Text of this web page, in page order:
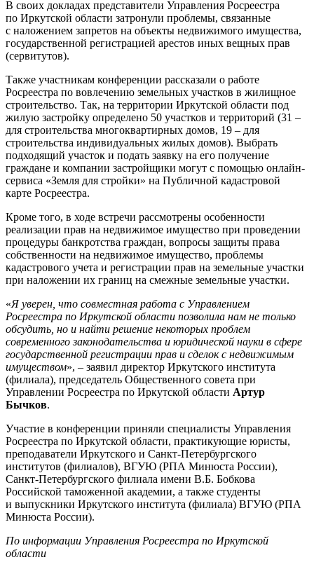
В своих докладах представители Управления Росреестра
по Иркутской области затронули проблемы, связанные
с наложением запретов на объекты недвижимого имущества,
государственной регистрацией арестов иных вещных прав
(сервитутов).
Также участникам конференции рассказали о работе
Росреестра по вовлечению земельных участков в жилищное
строительство. Так, на территории Иркутской области под
жилую застройку определено 50 участков и территорий (31 –
для строительства многоквартирных домов, 19 – для
строительства индивидуальных жилых домов). Выбрать
подходящий участок и подать заявку на его получение
граждане и компании застройщики могут с помощью онлайн-
сервиса «Земля для стройки» на Публичной кадастровой
карте Росреестра.
Кроме того, в ходе встречи рассмотрены особенности
реализации прав на недвижимое имущество при проведении
процедуры банкротства граждан, вопросы защиты права
собственности на недвижимое имущество, проблемы
кадастрового учета и регистрации прав на земельные участки
при наложении их границ на смежные земельные участки.
«Я уверен, что совместная работа с Управлением
Росреестра по Иркутской области позволила нам не только
обсудить, но и найти решение некоторых проблем
современного законодательства и юридической науки в сфере
государственной регистрации прав и сделок с недвижимым
имуществом», – заявил директор Иркутского института
(филиала), председатель Общественного совета при
Управлении Росреестра по Иркутской области Артур
Бычков.
Участие в конференции приняли специалисты Управления
Росреестра по Иркутской области, практикующие юристы,
преподаватели Иркутского и Санкт-Петербургского
институтов (филиалов), ВГУЮ (РПА Минюста России),
Санкт-Петербургского филиала имени В.Б. Бобкова
Российской таможенной академии, а также студенты
и выпускники Иркутского института (филиала) ВГУЮ (РПА
Минюста России).
По информации Управления Росреестра по Иркутской
области